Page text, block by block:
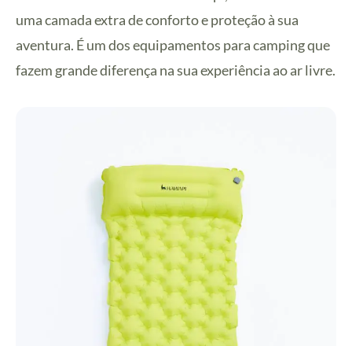
uma camada extra de conforto e proteção à sua
aventura. É um dos equipamentos para camping que
fazem grande diferença na sua experiência ao ar livre.